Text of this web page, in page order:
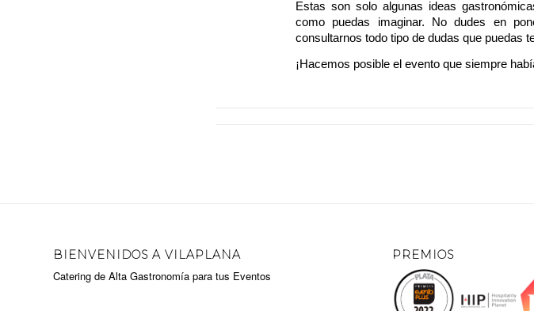
Estas son solo algunas ideas
como puedas imaginar. No dudes en
consultarnos todo tipo de dudas que puedas
¡Hacemos posible el evento que siempre
BIENVENIDOS A VILAPLANA
Catering de Alta Gastronomía para tus Eventos
PREMIOS